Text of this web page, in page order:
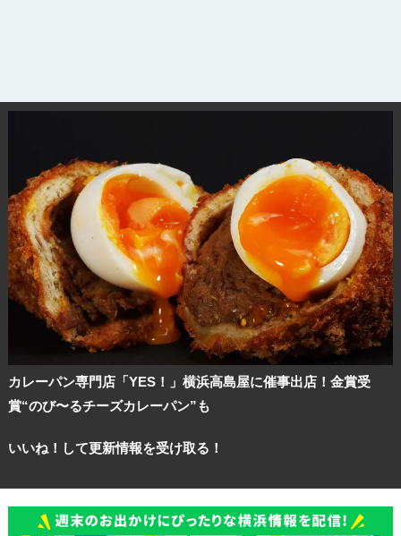
カレーパン専門店「YES！」横浜高島屋に催事出店！金賞受
賞“のび〜るチーズカレーパン”も
いいね！して更新情報を受け取る！